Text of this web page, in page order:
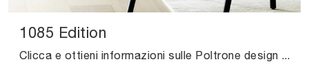
1085 Edition
Clicca e ottieni informazioni sulle Poltrone design di Kristalia! Vari modelli in cuoio, come 1085 Edition, ti aspettano.